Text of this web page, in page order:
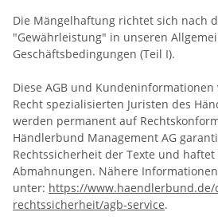
Die Mängelhaftung richtet sich nach
"Gewährleistung" in unseren
Geschäftsbedingungen (Teil I).
Diese AGB und
Recht spezialisierten Juristen des
werden permanent auf
Händlerbund Management AG
Rechtssicherheit der Texte und haftet
Abmahnungen. Nähere
unter: https://www.haendlerbund.de/
rechtssicherheit/agb-service.